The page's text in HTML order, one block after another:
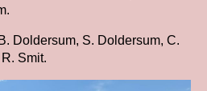
Doldersum, S. Doldersum, C.
Smit.